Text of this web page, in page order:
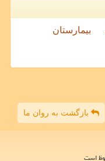
بیمارستان
بازگشت به روان ما